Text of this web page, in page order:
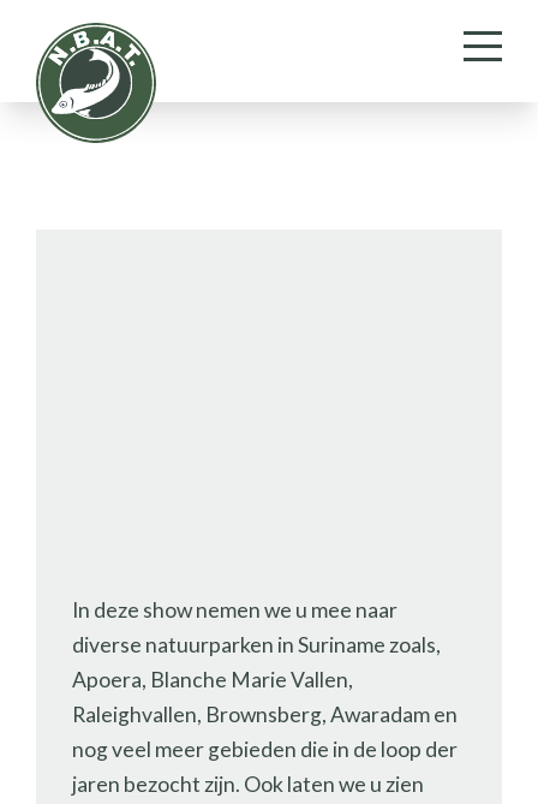
In deze show nemen we u mee naar
diverse natuurparken in Suriname zoals,
Apoera, Blanche Marie Vallen,
Raleighvallen, Brownsberg, Awaradam en
nog veel meer gebieden die in de loop der
jaren bezocht zijn. Ook laten we u zien